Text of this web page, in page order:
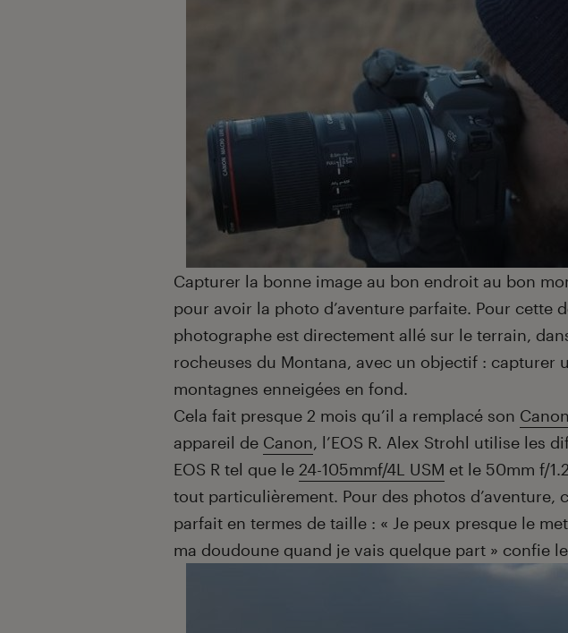
Capturer la bonne image au bon endroit au bon
pour avoir la photo d’aventure parfaite. Pour cette
photographe est directement allé sur le terrain,
rocheuses du Montana, avec un objectif : capturer
montagnes enneigées en fond.
Cela fait presque 2 mois qu’il a remplacé son
appareil de Canon, l’EOS R. Alex Strohl utilise les
EOS R tel que le 24-105mmf/4L USM et le 50mm f/
tout particulièrement. Pour des photos d’aventure,
parfait en termes de taille : « Je peux presque le
ma doudoune quand je vais quelque part » confie